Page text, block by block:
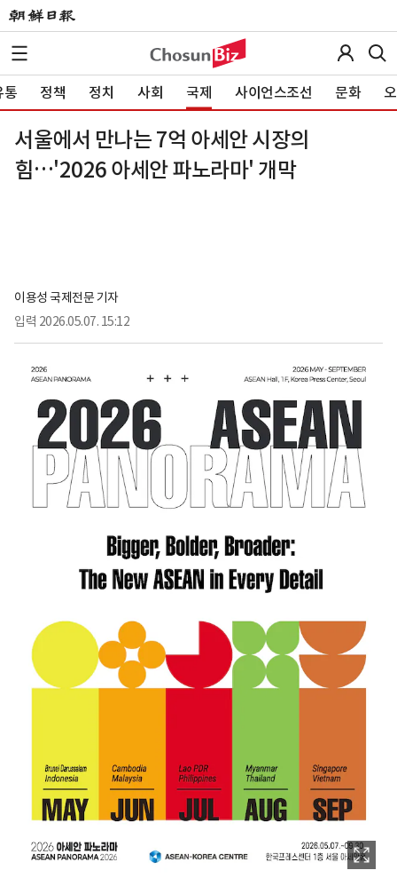
통 정책 정치 사회 국제 사이언스조선 문화
서울에서 만나는 7억 아세안 시장의
힘…'2026 아세안 파노라마' 개막
이용성 국제전문 기자
입력 2026.05.07. 15:12